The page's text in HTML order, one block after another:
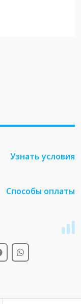
Узнать условия
Способы оплаты